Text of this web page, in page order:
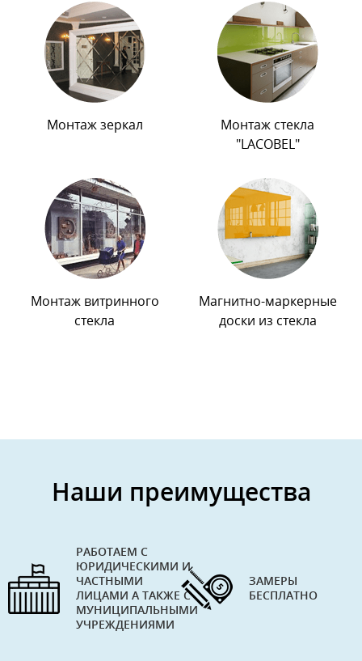
Монтаж зеркал
Монтаж стекла
"LACOBEL"
Монтаж витринного
стекла
Магнитно-маркерные
доски из стекла
Наши преимущества
РАБОТАЕМ С
ЮРИДИЧЕСКИМИ И
ЧАСТНЫМИ
ЛИЦАМИ А ТАКЖЕ С
МУНИЦИПАЛЬНЫМИ
УЧРЕЖДЕНИЯМИ
ЗАМЕРЫ
БЕСПЛАТНО